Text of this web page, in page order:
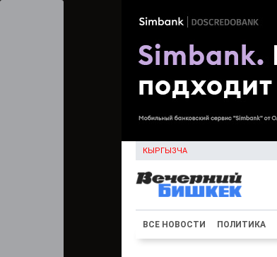
КЫРГЫЗЧА
ВСЕ НОВОСТИ ПОЛИТИКА